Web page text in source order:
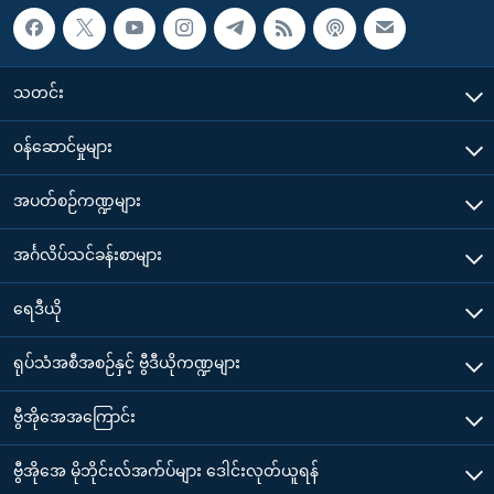
သတင်း
၀န်ဆောင်မှုများ
အပတ်စဉ်ကဏ္ဍများ
အင်္ဂလိပ်သင်ခန်းစာများ
ရေဒီယို
ရုပ်သံအစီအစဉ်နှင့် ဗွီဒီယိုကဏ္ဍများ
ဗွီအိုအေအကြောင်း
ဗွီအိုအေ မိုဘိုင်းလ်အက်ပ်များ ဒေါင်းလုတ်ယူရန်